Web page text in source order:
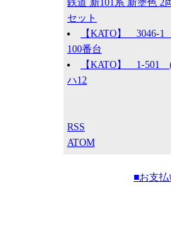
鉄道 新101系 新塗色 2
セット
【KATO】 3046-
100番台
【KATO】 1-501
ハ12
RSS
ATOM
■お支払